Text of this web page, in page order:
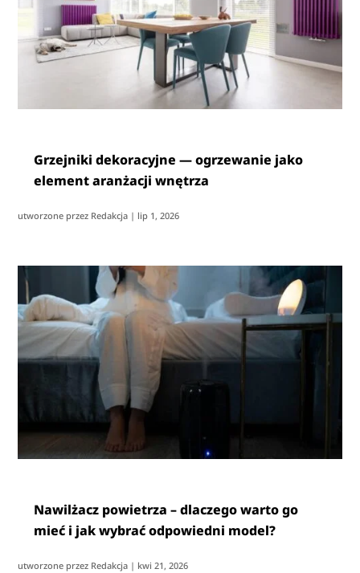
Grzejniki dekoracyjne — ogrzewanie jako
element aranżacji wnętrza
utworzone przez Redakcja | lip 1, 2026
Nawilżacz powietrza – dlaczego warto go
mieć i jak wybrać odpowiedni model?
utworzone przez Redakcja | kwi 21, 2026